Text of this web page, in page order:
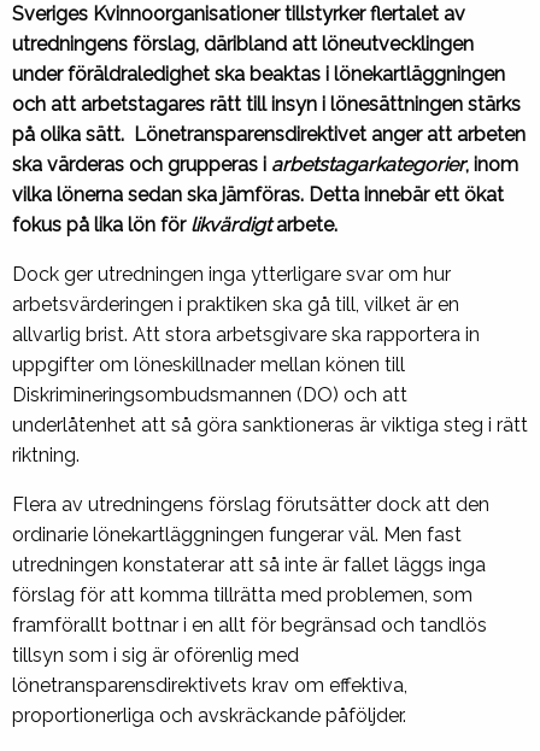
Sveriges Kvinnoorganisationer tillstyrker flertalet av
utredningens förslag, däribland att löneutvecklingen
under föräldraledighet ska beaktas i lönekartläggningen
och att arbetstagares rätt till insyn i lönesättningen stärks
på olika sätt. Lönetransparensdirektivet anger att arbeten
ska värderas och grupperas i arbetstagarkategorier, inom
vilka lönerna sedan ska jämföras. Detta innebär ett ökat
fokus på lika lön för likvärdigtarbete.
Dock ger utredningen inga ytterligare svar om hur
arbetsvärderingen i praktiken ska gå till, vilket är en
allvarlig brist. Att stora arbetsgivare ska rapportera in
uppgifter om löneskillnader mellan könen till
Diskrimineringsombudsmannen (DO) och att
underlåtenhet att så göra sanktioneras är viktiga steg i rätt
riktning.
Flera av utredningens förslag förutsätter dock att den
ordinarie lönekartläggningen fungerar väl. Men fast
utredningen konstaterar att så inte är fallet läggs inga
förslag för att komma tillrätta med problemen, som
framförallt bottnar i en allt för begränsad och tandlös
tillsyn som i sig är oförenlig med
lönetransparensdirektivets krav om effektiva,
proportionerliga och avskräckande påföljder.